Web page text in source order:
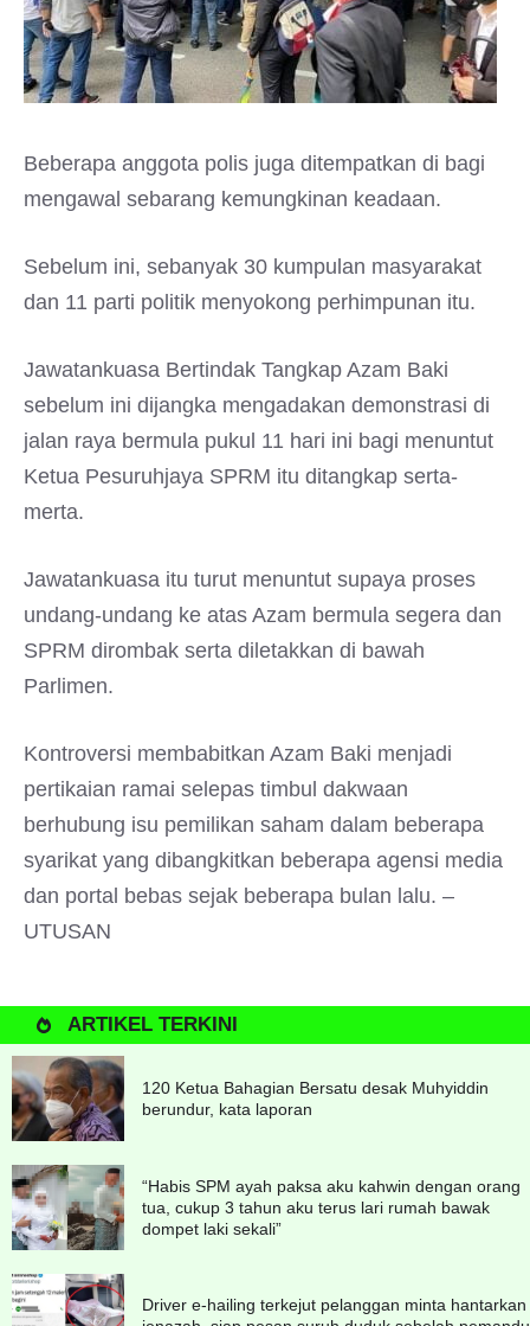
Beberapa anggota polis juga ditempatkan di bagi
mengawal sebarang kemungkinan keadaan.
Sebelum ini, sebanyak 30 kumpulan masyarakat
dan 11 parti politik menyokong perhimpunan itu.
Jawatankuasa Bertindak Tangkap Azam Baki
sebelum ini dijangka mengadakan demonstrasi di
jalan raya bermula pukul 11 hari ini bagi menuntut
Ketua Pesuruhjaya SPRM itu ditangkap serta-
merta.
Jawatankuasa itu turut menuntut supaya proses
undang-undang ke atas Azam bermula segera dan
SPRM dirombak serta diletakkan di bawah
Parlimen.
Kontroversi membabitkan Azam Baki menjadi
pertikaian ramai selepas timbul dakwaan
berhubung isu pemilikan saham dalam beberapa
syarikat yang dibangkitkan beberapa agensi media
dan portal bebas sejak beberapa bulan lalu. –
UTUSAN
ARTIKEL TERKINI
120 Ketua Bahagian Bersatu desak Muhyiddin
berundur, kata laporan
“Habis SPM ayah paksa aku kahwin dengan orang
tua, cukup 3 tahun aku terus lari rumah bawak
dompet laki sekali”
Driver e-hailing terkejut pelanggan minta hantarkan